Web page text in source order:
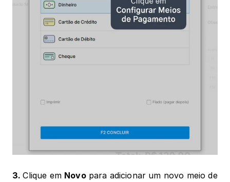
3. Clique em Novo para adicionar um novo meio de